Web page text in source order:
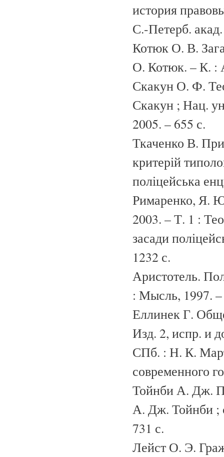
история
С.-Петерб.
Котюк О. В.
О. Котюк. – К. :
Скакун О. Ф.
Скакун ; Нац.
2005. – 655 с.
Ткаченко В.
критерій
поліцейська
Римаренко, Я.
2003. – Т. 1 :
засади
1232 с.
Аристотель.
: Мысль, 1997. –
Еллинек Г.
Изд. 2, испр. и
СПб. : Н. К.
современного
Тойнби А. Дж.
А. Дж. Тойнби ;
731 с.
Лейст О. Э.